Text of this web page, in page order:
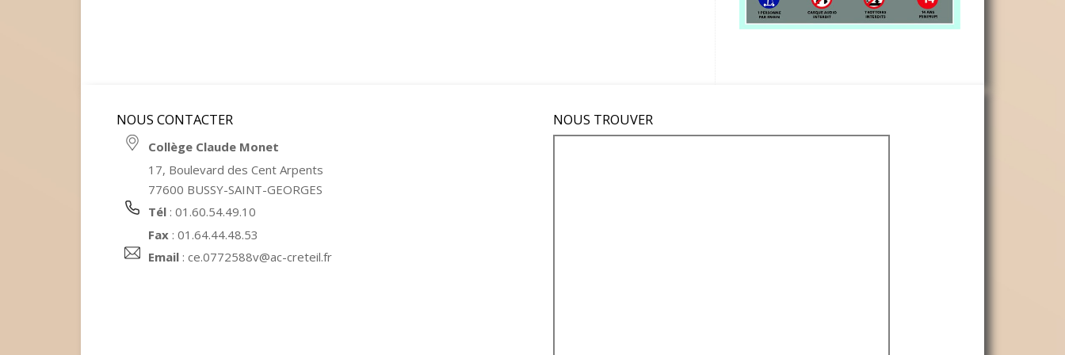
NOUS CONTACTER
Collège Claude Monet
17, Boulevard des Cent Arpents
77600 BUSSY-SAINT-GEORGES
Tél : 01.60.54.49.10
Fax : 01.64.44.48.53
Email : ce.0772588v@ac-creteil.fr
NOUS TROUVER